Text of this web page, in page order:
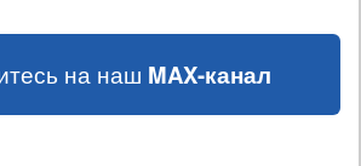
на наш MAX-канал